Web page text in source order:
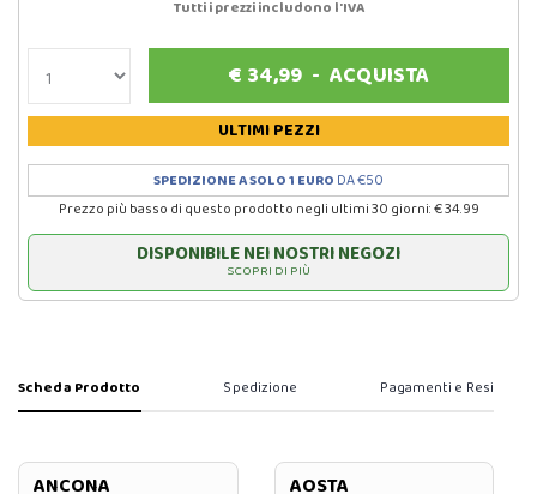
Tutti i prezzi includono l'IVA
€ 34,99 -ACQUISTA
ULTIMI PEZZI
SPEDIZIONE A SOLO 1 EURO DA €50
Prezzo più basso di questo prodotto negli ultimi 30 giorni: € 34.99
DISPONIBILE NEI NOSTRI NEGOZI
SCOPRI DI PIÙ
Scheda Prodotto Spedizione Pagamenti e Resi
ANCONA AOSTA